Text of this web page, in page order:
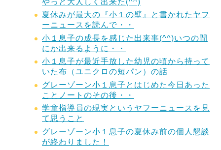
夏休みが最大の『小１の壁』と書かれたヤフ
ーニュースを読んで・・
小１息子の成長を感じた出来事(^^)いつの間
にか出来るように・・
小１息子が最近手放した幼児の頃から持って
いた布（ユニクロの短パン）の話
グレーゾーン小１息子とはじめた今日あった
ことノートのその後・・
学童指導員の現実というヤフーニュースを見
て思うこと
グレーゾーン小１息子の夏休み前の個人懇談
が終わりました！